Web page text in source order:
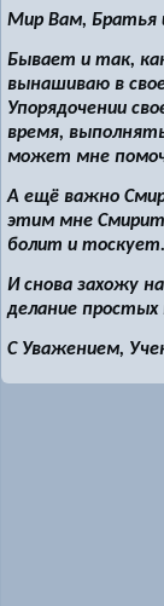
Мир Вам, Братья
Бывает и так,
вынашиваю в
Упорядочении
время,
может мне
А ещё важно
этим мне
болит и
И снова захожу
делание
С Уважением,